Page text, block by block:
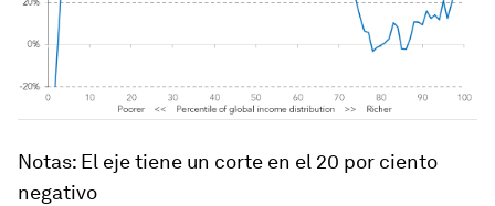
Notas: El eje tiene un corte en el 20 por ciento
negativo